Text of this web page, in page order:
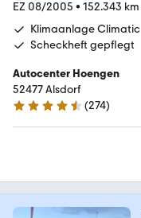
EZ 08/2005 • 152.343 km
Klimaanlage Climatic
Scheckheft gepflegt
Autocenter Hoengen
52477 Alsdorf
4.5 Sterne
(274)